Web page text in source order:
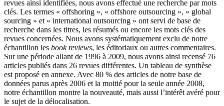
revues ainsi identifiées, nous avons effectué une recherche par mots
clés. Les termes « offshoring », « offshore outsourcing », « global
sourcing » et « international outsourcing » ont servi de base de
recherche dans les titres, les résumés ou encore les mots clés des
revues concernées. Nous avons systématiquement exclu de notre
échantillon les book reviews, les éditoriaux ou autres commentaires.
Sur une période allant de 1996 à 2009, nous avons ainsi recensé 76
articles publiés dans 26 revues différentes. Un tableau de synthèse
est proposé en annexe. Avec 80 % des articles de notre base de
données parus après 2006 et la moitié pour la seule année 2008,
notre échantillon montre la nouveauté, mais aussi l’intérêt avéré pour
le sujet de la délocalisation.